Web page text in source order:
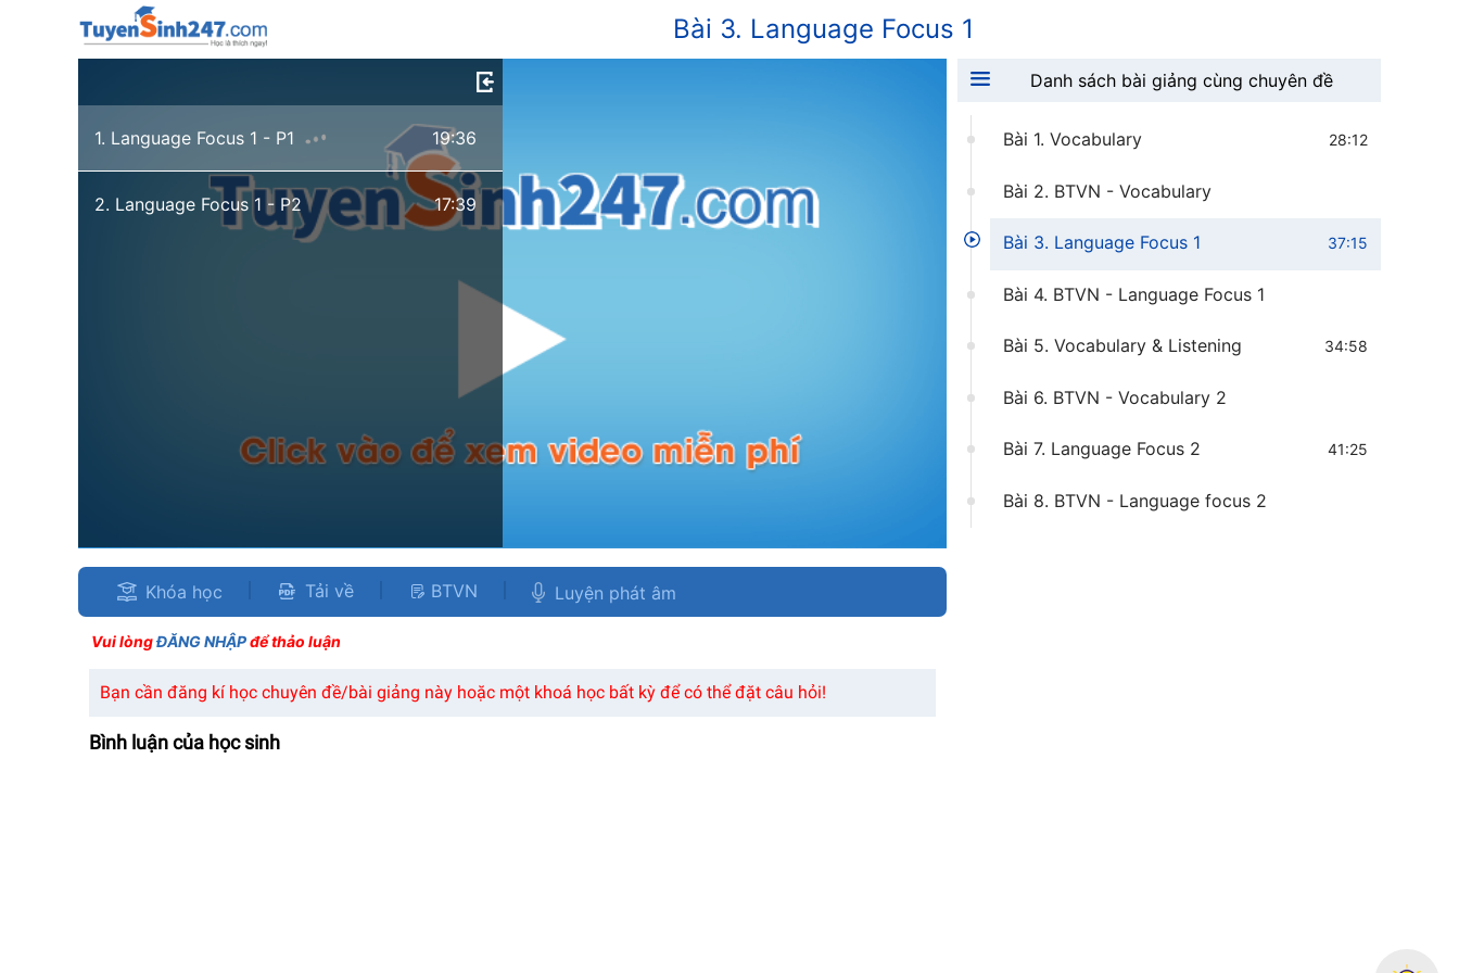
Bài 3. Language Focus 1
1. Language Focus 1 - P1 19:36
2. Language Focus 1 - P2 17:39
Khóa học Tải về BTVN Luyện phát âm
Vui lòngĐĂNG NHẬPđể thảo luận
Bạn cần đăng kí học chuyên đề/bài giảng này hoặc một khoá học bất kỳ để có thể đặt câu hỏi!
Bình luận của học sinh
Danh sách bài giảng cùng chuyên đề
Bài 1. Vocabulary 28:12
Bài 2. BTVN - Vocabulary
Bài 3. Language Focus 1 37:15
Bài 4. BTVN - Language Focus 1
Bài 5. Vocabulary & Listening 34:58
Bài 6. BTVN - Vocabulary 2
Bài 7. Language Focus 2 41:25
Bài 8. BTVN - Language focus 2